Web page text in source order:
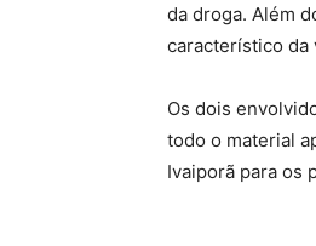
da droga. Além
característico da
Os dois
todo o material
Ivaiporã para os